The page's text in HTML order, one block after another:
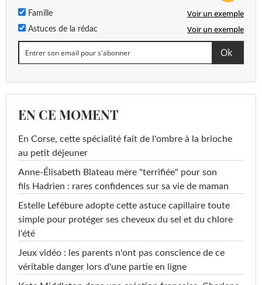
Famille Voir un exemple
Astuces de la rédac Voir un exemple
EN CE MOMENT
En Corse, cette spécialité fait de l'ombre à la brioche
au petit déjeuner
Anne-Élisabeth Blateau mère "terrifiée" pour son
fils Hadrien : rares confidences sur sa vie de maman
Estelle Lefébure adopte cette astuce capillaire toute
simple pour protéger ses cheveux du sel et du chlore
l'été
Jeux vidéo : les parents n'ont pas conscience de ce
véritable danger lors d'une partie en ligne